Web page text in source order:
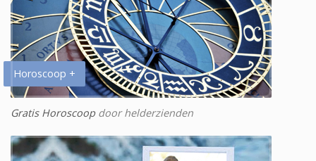
Horoscoop +
Gratis Horoscoopdoor helderzienden